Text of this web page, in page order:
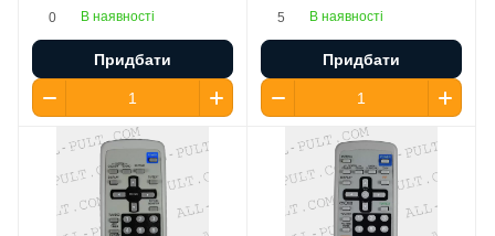
0 В наявності
Придбати
5 В наявності
Придбати